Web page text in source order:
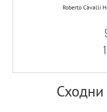
Roberto Cavalli
Сходни